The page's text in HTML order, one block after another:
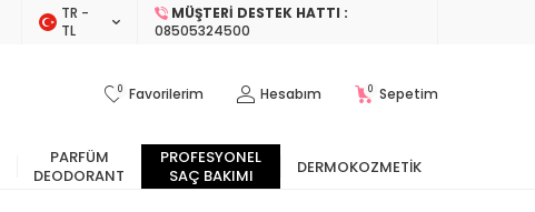
TR −
TL
MÜŞTERI DESTEK HATTI :
08505324500
0 Favorilerim Hesabım 0 Sepetim
PARFÜM
DEODORANT
PROFESYONEL
SAÇ BAKIMI
DERMOKOZMETIK